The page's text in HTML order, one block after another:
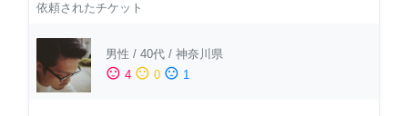
依頼されたチケット
男性 / 40代 / 神奈川県
sentiment_satisfied 4 sentiment_neutral 0 sentiment_dissatisfied 1